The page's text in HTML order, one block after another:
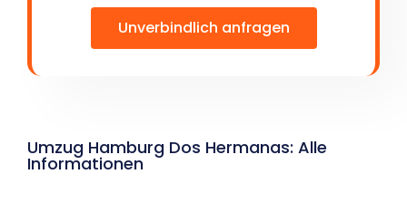
Unverbindlich anfragen
Umzug Hamburg Dos Hermanas: Alle
Informationen